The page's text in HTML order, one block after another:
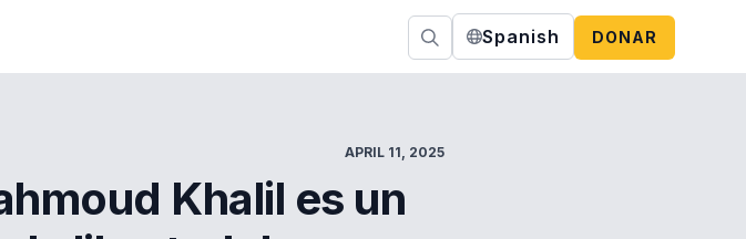
Spanish DONAR
APRIL 11, 2025
Khalil es un